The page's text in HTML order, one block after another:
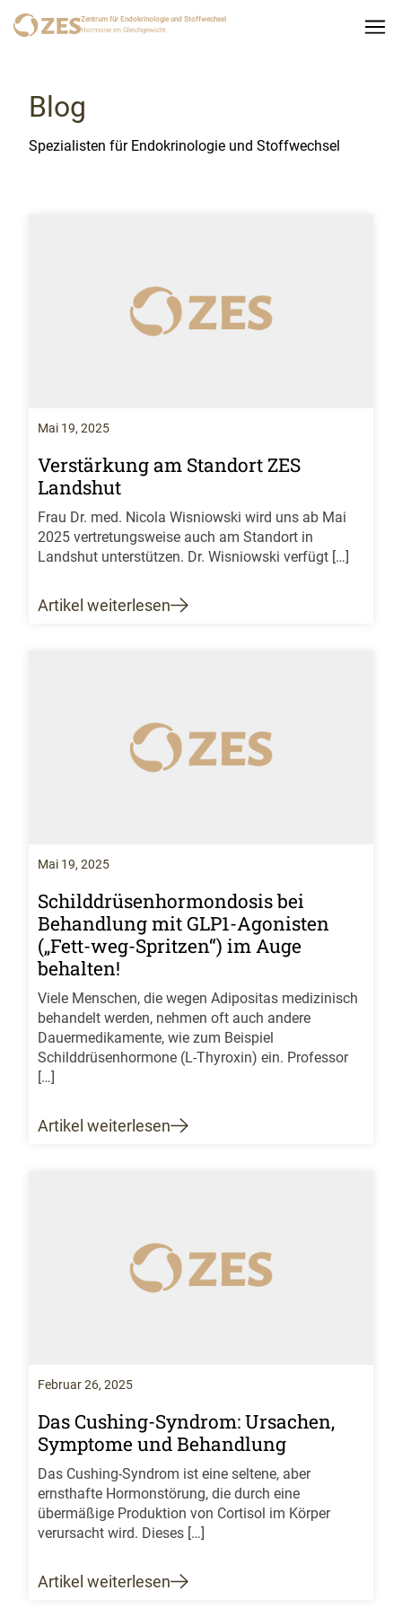
Zentrum für Endokrinologie und Stoffwechsel
Hormone im Gleichgewicht
Blog
Spezialisten für Endokrinologie und Stoffwechsel
Mai 19, 2025
Verstärkung am Standort ZES
Landshut
Frau Dr. med. Nicola Wisniowski wird uns ab Mai
2025 vertretungsweise auch am Standort in
Landshut unterstützen. Dr. Wisniowski verfügt […]
Artikel weiterlesen
Mai 19, 2025
Schilddrüsenhormondosis bei
Behandlung mit GLP1-Agonisten
(„Fett-weg-Spritzen“) im Auge
behalten!
Viele Menschen, die wegen Adipositas medizinisch
behandelt werden, nehmen oft auch andere
Dauermedikamente, wie zum Beispiel
Schilddrüsenhormone (L-Thyroxin) ein. Professor
[…]
Artikel weiterlesen
Februar 26, 2025
Das Cushing-Syndrom: Ursachen,
Symptome und Behandlung
Das Cushing-Syndrom ist eine seltene, aber
ernsthafte Hormonstörung, die durch eine
übermäßige Produktion von Cortisol im Körper
verursacht wird. Dieses […]
Artikel weiterlesen